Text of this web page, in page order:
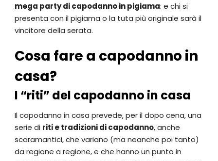
mega party di capodanno in pigiama: e chi si
presenta con il pigiama o la tuta più originale sarà il
vincitore della serata.
Cosa fare a capodanno in
casa?
I “riti” del capodanno in casa
Il capodanno in casa prevede, per il dopo cena, una
serie di riti e tradizioni di capodanno, anche
scaramantici, che variano (ma neanche poi tanto)
da regione a regione, e che hanno un punto in